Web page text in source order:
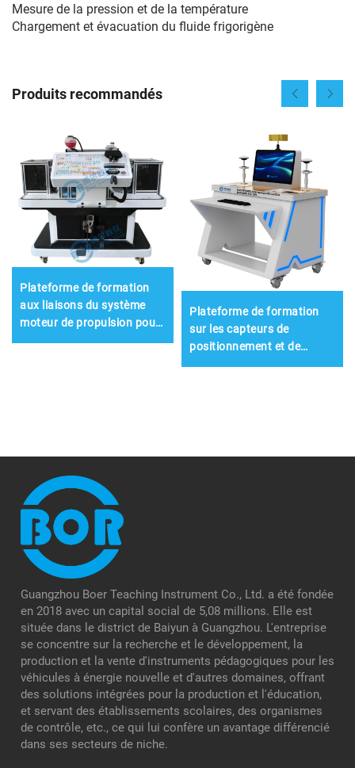
Mesure de la pression et de la température
Chargement et évacuation du fluide frigorigène
Produits recommandés
Plateforme de formation
aux liaisons du système
moteur de propulsion pour
Plateforme de formation
sur les capteurs de
positionnement et de
navigation
Guangzhou Boer Teaching Instrument Co., Ltd. a été fondée
en 2018 avec un capital social de 5,08 millions. Elle est
située dans le district de Baiyun à Guangzhou. L'entreprise
se concentre sur la recherche et le développement, la
production et la vente d'instruments pédagogiques pour les
véhicules à énergie nouvelle et d'autres domaines, offrant
des solutions intégrées pour la production et l'éducation,
et servant des établissements scolaires, des organismes
de contrôle, etc., ce qui lui confère un avantage différencié
dans ses secteurs de niche.